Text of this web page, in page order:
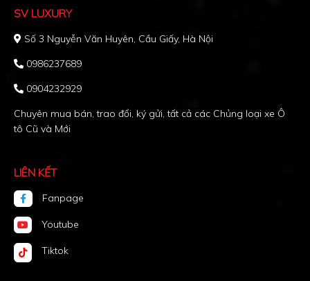
SV LUXURY
Số 3 Nguyễn Văn Huyên, Cầu Giấy, Hà Nội
0986237689
0904232929
Chuyên mua bán, trao đổi, ký gửi, tất cả các Chủng loại xe Ô
tô Cũ và Mới
LIÊN KẾT
Fanpage
Youtube
Tiktok